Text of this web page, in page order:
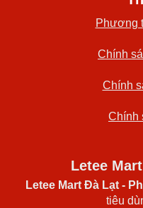
Phương
Chính
Chính
Chính
Letee
Letee Mart Đà Lạt -
tiêu